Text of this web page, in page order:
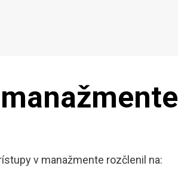
v manažmente rozčlenil na: